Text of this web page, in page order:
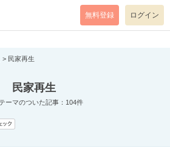
code=0 mode=return level=notice
無料登録 ログイン
民家再生
民家再生
ーマのついた記事：104件